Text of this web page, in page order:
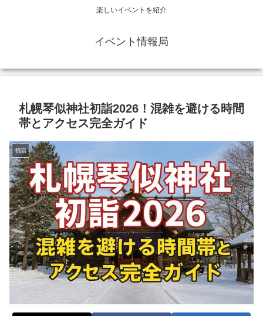
楽しいイベントを紹介
イベント情報局
札幌琴似神社初詣2026！混雑を避ける時間
帯とアクセス完全ガイド
初詣